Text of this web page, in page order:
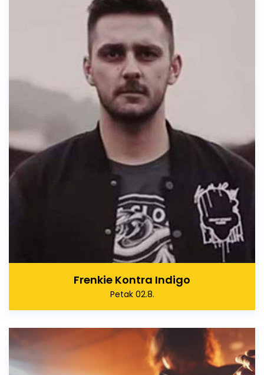
Frenkie Kontra Indigo
Petak 02.8.